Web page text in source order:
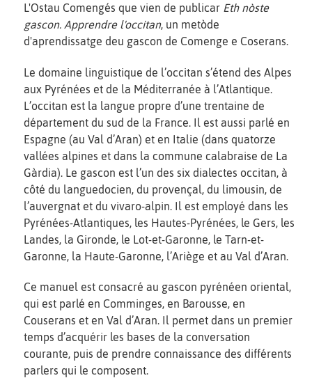
L'Ostau Comengés que vien de publicar Eth nòste
gascon. Apprendre l'occitan, un metòde
d'aprendissatge deu gascon de Comenge e Coserans.
Le domaine linguistique de l’occitan s’étend des Alpes
aux Pyrénées et de la Méditerranée à l’Atlantique.
L’occitan est la langue propre d’une trentaine de
département du sud de la France. Il est aussi parlé en
Espagne (au Val d’Aran) et en Italie (dans quatorze
vallées alpines et dans la commune calabraise de La
Gàrdia). Le gascon est l’un des six dialectes occitan, à
côté du languedocien, du provençal, du limousin, de
l’auvergnat et du vivaro-alpin. Il est employé dans les
Pyrénées-Atlantiques, les Hautes-Pyrénées, le Gers, les
Landes, la Gironde, le Lot-et-Garonne, le Tarn-et-
Garonne, la Haute-Garonne, l’Ariège et au Val d’Aran.
Ce manuel est consacré au gascon pyrénéen oriental,
qui est parlé en Comminges, en Barousse, en
Couserans et en Val d’Aran. Il permet dans un premier
temps d’acquérir les bases de la conversation
courante, puis de prendre connaissance des différents
parlers qui le composent.